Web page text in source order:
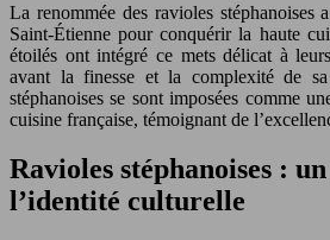
La renommée des ravioles stéphanoises
Saint-Étienne pour conquérir la haute
étoilés ont intégré ce mets délicat à
avant la finesse et la complexité de
stéphanoises se sont imposées comme
cuisine française, témoignant de
Ravioles stéphanoises :
l’identité culturelle